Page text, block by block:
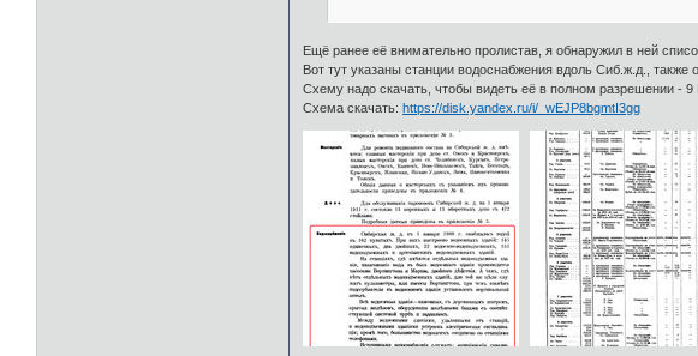
Ещё ранее её внимательно пролистав, я обнаружил в ней
Вот тут указаны станции водоснабжения вдоль Сиб.ж.д.,
Схему надо скачать, чтобы видеть её в полном разрешении -
Схема скачать: https://disk.yandex.ru/i/_wEJP8bgmtI3gg